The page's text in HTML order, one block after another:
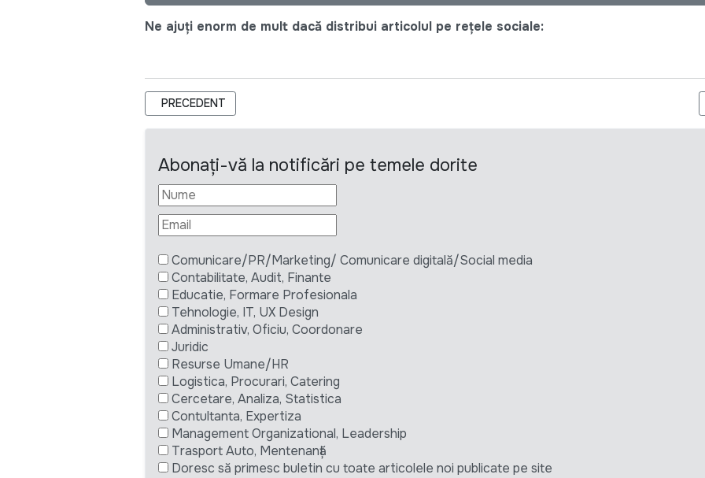
Ne ajuți enorm de mult dacă distribui articolul pe rețele sociale:
ARTICOL PRECEDENT: TERMENII DE REFERINȚĂ PENTRU SERVICII DE CATERING
PRECEDENT
Abonați-vă la notificări pe temele dorite
Comunicare/PR/Marketing/ Comunicare digitală/Social media
Contabilitate, Audit, Finante
Educatie, Formare Profesionala
Tehnologie, IT, UX Design
Administrativ, Oficiu, Coordonare
Juridic
Resurse Umane/HR
Logistica, Procurari, Catering
Cercetare, Analiza, Statistica
Contultanta, Expertiza
Management Organizational, Leadership
Trasport Auto, Mentenanță
Doresc să primesc buletin cu toate articolele noi publicate pe site